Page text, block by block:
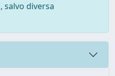
diversa